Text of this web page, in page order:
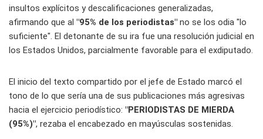
insultos explícitos y descalificaciones generalizadas,
afirmando que al "95% de los periodistas" no se los odia "lo
suficiente". El detonante de su ira fue una resolución judicial en
los Estados Unidos, parcialmente favorable para el exdiputado.
El inicio del texto compartido por el jefe de Estado marcó el
tono de lo que sería una de sus publicaciones más agresivas
hacia el ejercicio periodístico: "PERIODISTAS DE MIERDA
(95%)", rezaba el encabezado en mayúsculas sostenidas.